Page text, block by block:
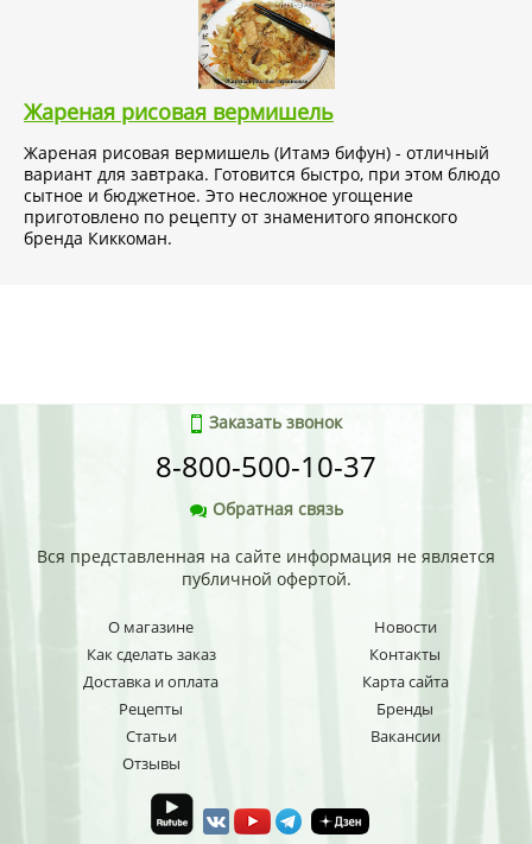
Жареная рисовая вермишель
Жареная рисовая вермишель (Итамэ бифун) - отличный
вариант для завтрака. Готовится быстро, при этом блюдо
сытное и бюджетное. Это несложное угощение
приготовлено по рецепту от знаменитого японского
бренда Киккоман.
Заказать звонок
8-800-500-10-37
Обратная связь
Вся представленная на сайте информация не является
публичной офертой.
О магазине
Как сделать заказ
Доставка и оплата
Рецепты
Статьи
Отзывы
Новости
Контакты
Карта сайта
Бренды
Вакансии